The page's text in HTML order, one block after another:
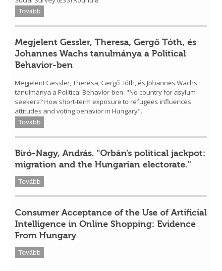
Tovább
Megjelent Gessler, Theresa, Gergő Tóth, és
Johannes Wachs tanulmánya a Political
Behavior-ben
Megjelent Gessler, Theresa, Gergő Tóth, és Johannes Wachs
tanulmánya a Political Behavior-ben: "No country for asylum
seekers? How short-term exposure to refugees influences
attitudes and voting behavior in Hungary".
Tovább
Bíró-Nagy, András. "Orbán’s political jackpot:
migration and the Hungarian electorate."
Tovább
Consumer Acceptance of the Use of Artificial
Intelligence in Online Shopping: Evidence
From Hungary
Tovább